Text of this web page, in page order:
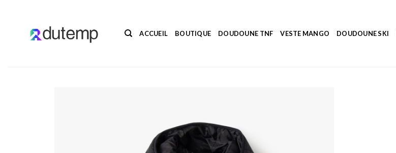
ACCUEIL BOUTIQUE DOUDOUNE TNF VESTE MANGO DOUDOUNE SKI